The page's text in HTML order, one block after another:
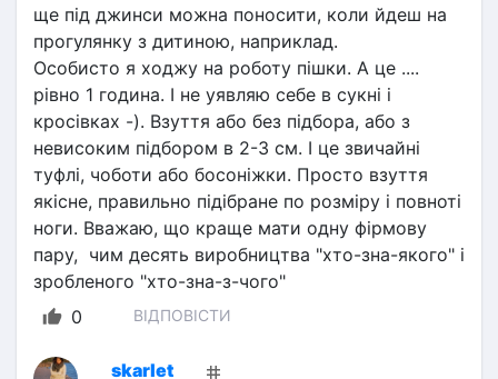
ще під джинси можна поносити, коли йдеш на
прогулянку з дитиною, наприклад.
Особисто я ходжу на роботу пішки. А це ....
рівно 1 година. І не уявляю себе в сукні і
кросівках -). Взуття або без підбора, або з
невисоким підбором в 2-3 см. І це звичайні
туфлі, чоботи або босоніжки. Просто взуття
якісне, правильно підібране по розміру і повноті
ноги. Вважаю, що краще мати одну фірмову
пару,  чим десять виробництва "хто-зна-якого" і
зробленого "хто-зна-з-чого"
0
ВІДПОВІСТИ
skarlet